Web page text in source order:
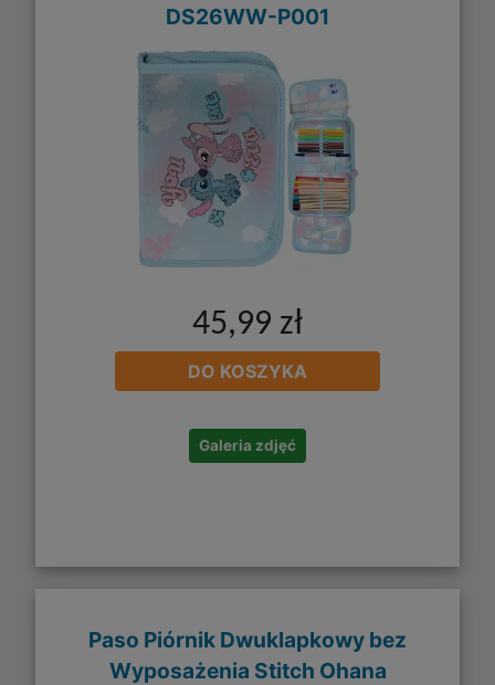
DS26WW-P001
45,99 zł
DO KOSZYKA
Galeria zdjęć
Paso Piórnik Dwuklapkowy bez
Wyposażenia Stitch Ohana